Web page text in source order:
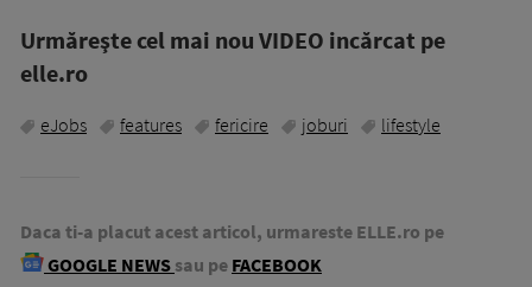
Urmăreşte cel mai nou VIDEO incărcat pe
elle.ro
eJobs features fericire joburi lifestyle
Daca ti-a placut acest articol, urmareste ELLE.ro pe
GOOGLE NEWS sau pe FACEBOOK